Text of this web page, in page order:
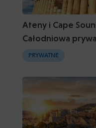
Ateny i Cape
Całodniowa
PRYWATNE